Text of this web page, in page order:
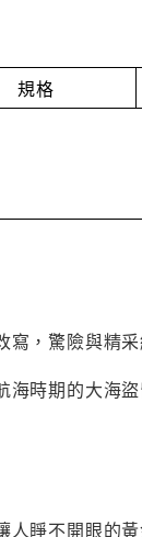
規格
，驚險與精
時期的大海
睜不開眼的